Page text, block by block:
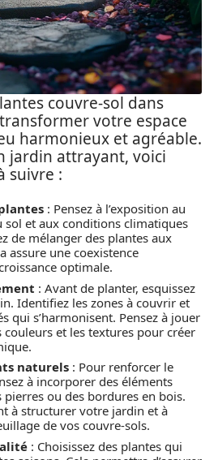
couvre-sol dans
votre espace
harmonieux et agréable.
jardin attrayant, voici
suivre :
: Pensez à l’exposition au
sol et aux conditions climatiques
de mélanger des plantes aux
assure une coexistence
optimale.
: Avant de planter, esquissez
Identifiez les zones à couvrir et
qui s’harmonisent. Pensez à jouer
couleurs et les textures pour créer
naturels : Pour renforcer le
à incorporer des éléments
pierres ou des bordures en bois.
à structurer votre jardin et à
de vos couvre-sols.
: Choisissez des plantes qui